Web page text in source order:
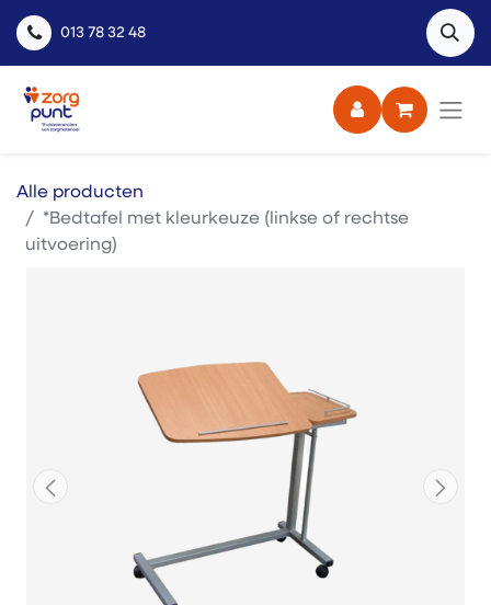
013 78 32 48
Alle producten
*Bedtafel met kleurkeuze (linkse of rechtse
uitvoering)